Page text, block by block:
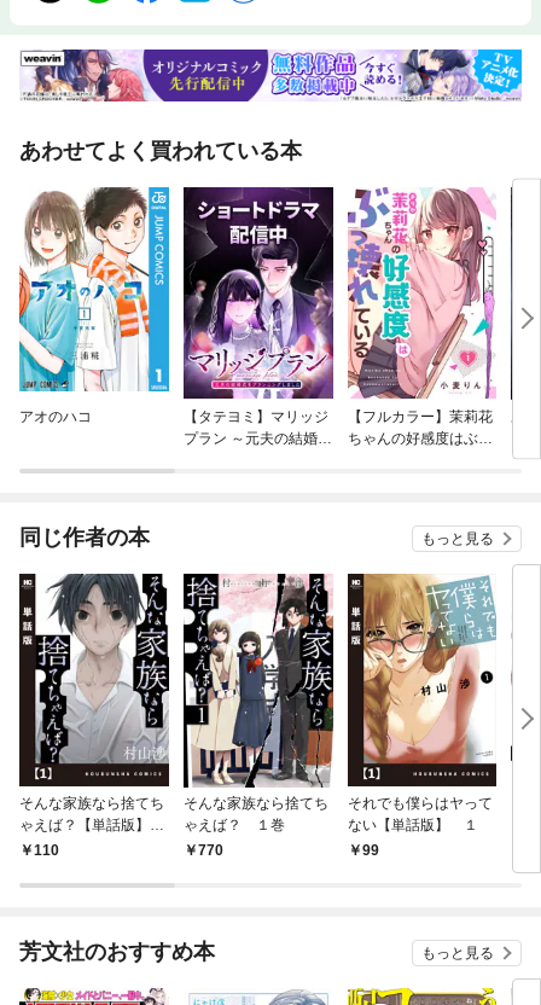
あわせてよく買われている本
アオのハコ
【タテヨミ】マリッジ
プラン ～元夫の結婚式
【フルカラー】茉莉花
ちゃんの好感度はぶっ
あ
同じ作者の本 もっと見る
そんな家族なら捨てち
ゃえば？【単話版】
１110
そんな家族なら捨てち
ゃえば？ １巻
770
それでも僕らはヤって
ない【単話版】 １
99
芳文社のおすすめ本 もっと見る